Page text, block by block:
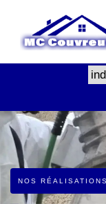
NOS RÉALISATIONS